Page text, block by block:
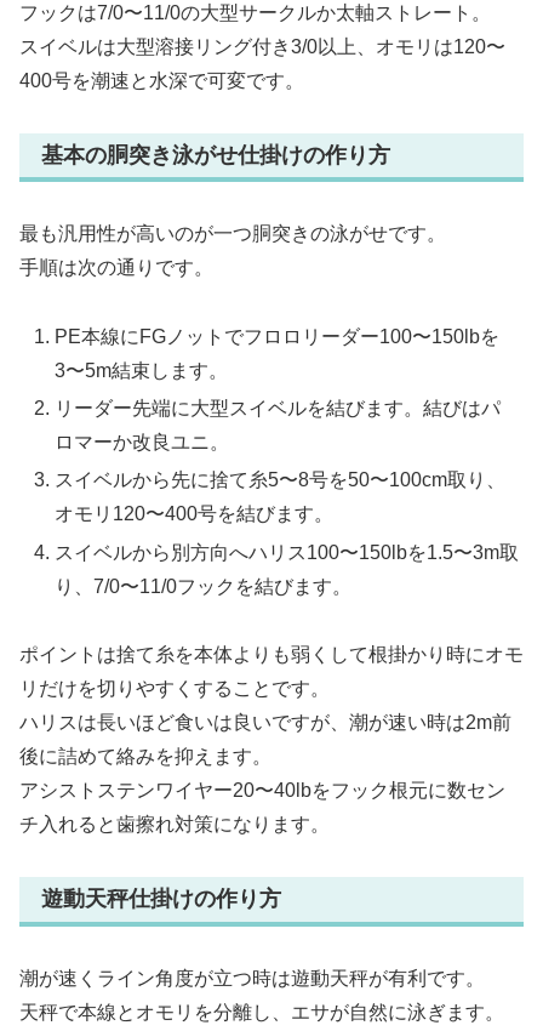
フックは7/0〜11/0の大型サークルか太軸ストレート。
スイベルは大型溶接リング付き3/0以上、オモリは120〜
400号を潮速と水深で可変です。
基本の胴突き泳がせ仕掛けの作り方
最も汎用性が高いのが一つ胴突きの泳がせです。
手順は次の通りです。
PE本線にFGノットでフロロリーダー100〜150lbを
3〜5m結束します。
リーダー先端に大型スイベルを結びます。結びはパ
ロマーか改良ユニ。
スイベルから先に捨て糸5〜8号を50〜100cm取り、
オモリ120〜400号を結びます。
スイベルから別方向へハリス100〜150lbを1.5〜3m取
り、7/0〜11/0フックを結びます。
ポイントは捨て糸を本体よりも弱くして根掛かり時にオモ
リだけを切りやすくすることです。
ハリスは長いほど食いは良いですが、潮が速い時は2m前
後に詰めて絡みを抑えます。
アシストステンワイヤー20〜40lbをフック根元に数セン
チ入れると歯擦れ対策になります。
遊動天秤仕掛けの作り方
潮が速くライン角度が立つ時は遊動天秤が有利です。
天秤で本線とオモリを分離し、エサが自然に泳ぎます。